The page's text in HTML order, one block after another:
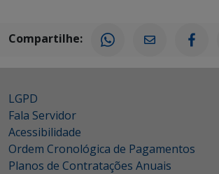
Compartilhe:
LGPD
Fala Servidor
Acessibilidade
Ordem Cronológica de Pagamentos
Planos de Contratações Anuais